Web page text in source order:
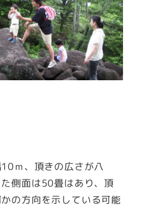
ｍ、頂きの広さが八
側面は50畳はあり、頂
の方向を示している可能